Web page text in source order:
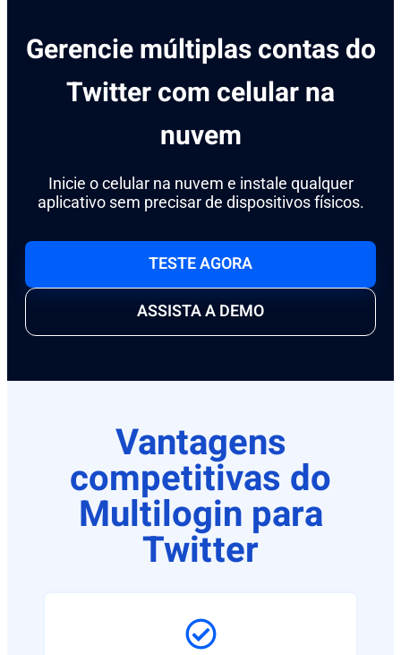
Gerencie múltiplas contas do
Twitter com celular na
nuvem
Inicie o celular na nuvem e instale qualquer
aplicativo sem precisar de dispositivos físicos.
TESTE AGORA
ASSISTA A DEMO
Vantagens
competitivas do
Multilogin para
Twitter